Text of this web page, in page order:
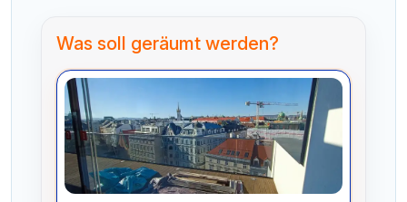
Was soll geräumt werden?